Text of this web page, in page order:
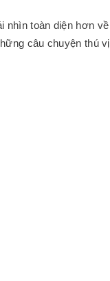
nhìn toàn diện hơn về
câu chuyện thú vị